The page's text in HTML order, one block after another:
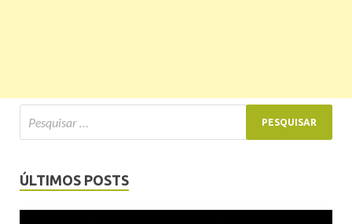
ÚLTIMOS POSTS